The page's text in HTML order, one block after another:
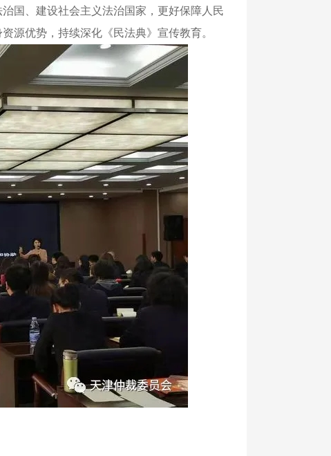
国、建设社会主义法治国家，更好保障人民
源优势，持续深化《民法典》宣传教育。